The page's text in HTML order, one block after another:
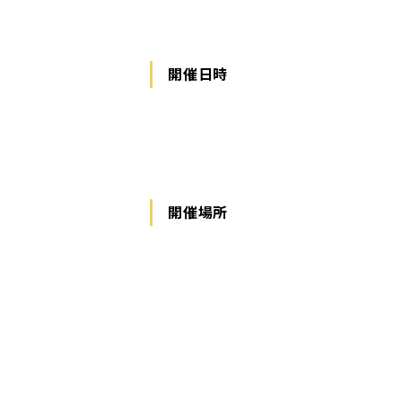
開催日時
開催場所